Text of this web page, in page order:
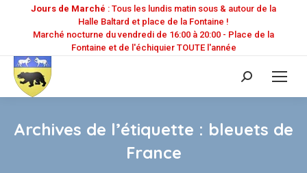
Jours de Marché : Tous les lundis matin sous & autour de la
Halle Baltard et place de la Fontaine !
Marché nocturne du vendredi de 16:00 à 20:00 - Place de la
Fontaine et de l'échiquier TOUTE l'année
Recherche
:
Archives de l’étiquette : bleuets de
France